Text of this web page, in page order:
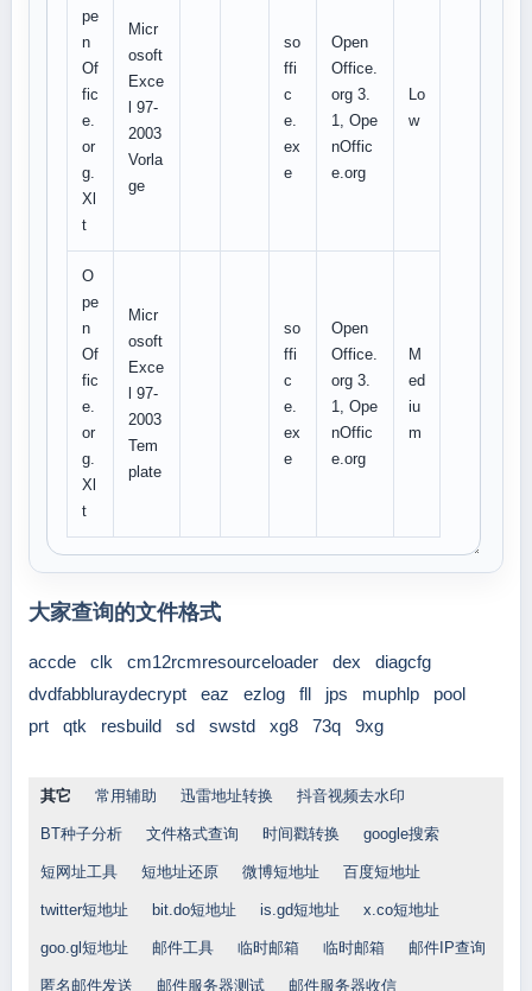
pe
n
Of
fic
e.
or
g.
Xl
t
Micr
osoft
Exce
l 97-
2003
Vorla
ge
so
ffi
c
e.
ex
e
Open
Office.
org 3.
1, Ope
nOffic
e.org
Lo
w
O
pe
n
Of
fic
e.
or
g.
Xl
t
Micr
osoft
Exce
l 97-
2003
Tem
plate
so
ffi
c
e.
ex
e
Open
Office.
org 3.
1, Ope
nOffic
e.org
M
ed
iu
m
大家查询的文件格式
accde clk cm12rcmresourceloader dex
diagcfg
dvdfabbluraydecrypt
eaz ezlog fll jps muphlp
pool
prt
qtk resbuild sd swstd xg8 73q 9xg
其它 常用辅助 迅雷地址转换 抖音视频去水印
BT种子分析 文件格式查询 时间戳转换 google搜索
短网址工具 短地址还原 微博短地址 百度短地址
twitter短地址 bit.do短地址 is.gd短地址 x.co短地址
goo.gl短地址 邮件工具 临时邮箱 临时邮箱 邮件IP查询
匿名邮件发送 邮件服务器测试 邮件服务器收信